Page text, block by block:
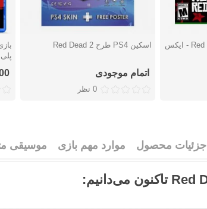
بازی Red Dead Redemption 2 - ایکس
دوست داشتن اسکین PS4 طرح Red Dead 2
اتمام موجودی
0 نظر
جزئیات محصول موارد مهم بازی موسیقی